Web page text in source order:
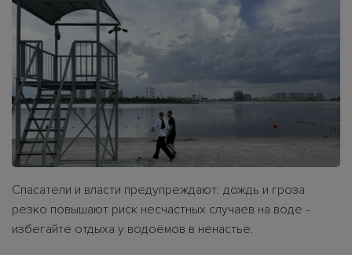
Спасатели и власти предупреждают: дождь и гроза
резко повышают риск несчастных случаев на воде -
избегайте отдыха у водоёмов в ненастье.